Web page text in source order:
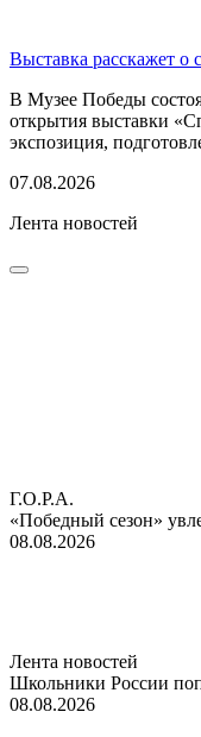
Выставка расскажет о
В Музее Победы
открытия выставки
экспозиция,
07.08.2026
Лента новостей
Г.О.Р.А.
«Победный сезон»
08.08.2026
Лента новостей
Школьники России
08.08.2026